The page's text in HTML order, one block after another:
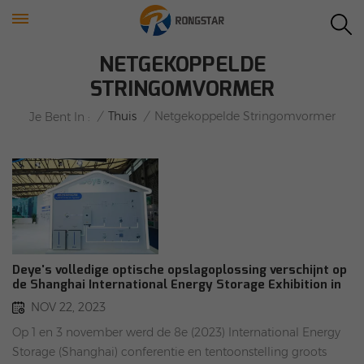
NETGEKOPPELDE
STRINGOMVORMER
Je Bent In : / Thuis / Netgekoppelde Stringomvormer
Deye's volledige optische opslagoplossing verschijnt op
de Shanghai International Energy Storage Exhibition in
2023NOV 22, 2023
Op 1 en 3 november werd de 8e (2023) International Energy
Storage (Shanghai) conferentie en tentoonstelling groots